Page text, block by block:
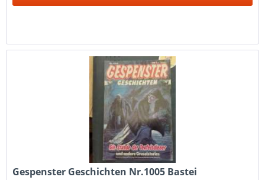
Gespenster Geschichten Nr.1005 Bastei